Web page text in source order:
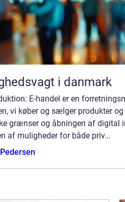
i danmark
E-handel er en
vi køber og sælger produkter
grænser og åbningen af digital
af muligheder for både priv...